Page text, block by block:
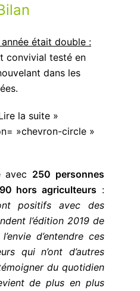
année était double :
convivial testé en
dans les
la suite »
»chevron-circle »
avec 250 personnes
hors agriculteurs :
positifs avec des
l’édition 2019 de
d’entendre ces
qui n’ont d’autres
du quotidien
de plus en plus